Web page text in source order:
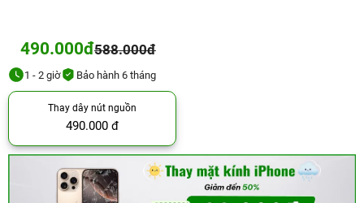
490.000đ588.000đ
1 - 2 giờ Bảo hành 6 tháng
Thay dây nút nguồn
490.000 đ